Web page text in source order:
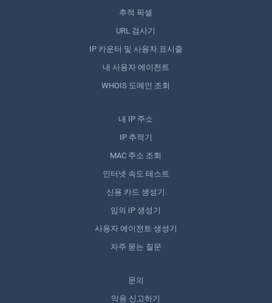
추적 픽셀
URL 검사기
IP 카운터 및 사용자 표시줄
내 사용자 에이전트
WHOIS 도메인 조회
내 IP 주소
IP 추적기
MAC 주소 조회
인터넷 속도 테스트
신용 카드 생성기
임의 IP 생성기
사용자 에이전트 생성기
자주 묻는 질문
문의
악용 신고하기